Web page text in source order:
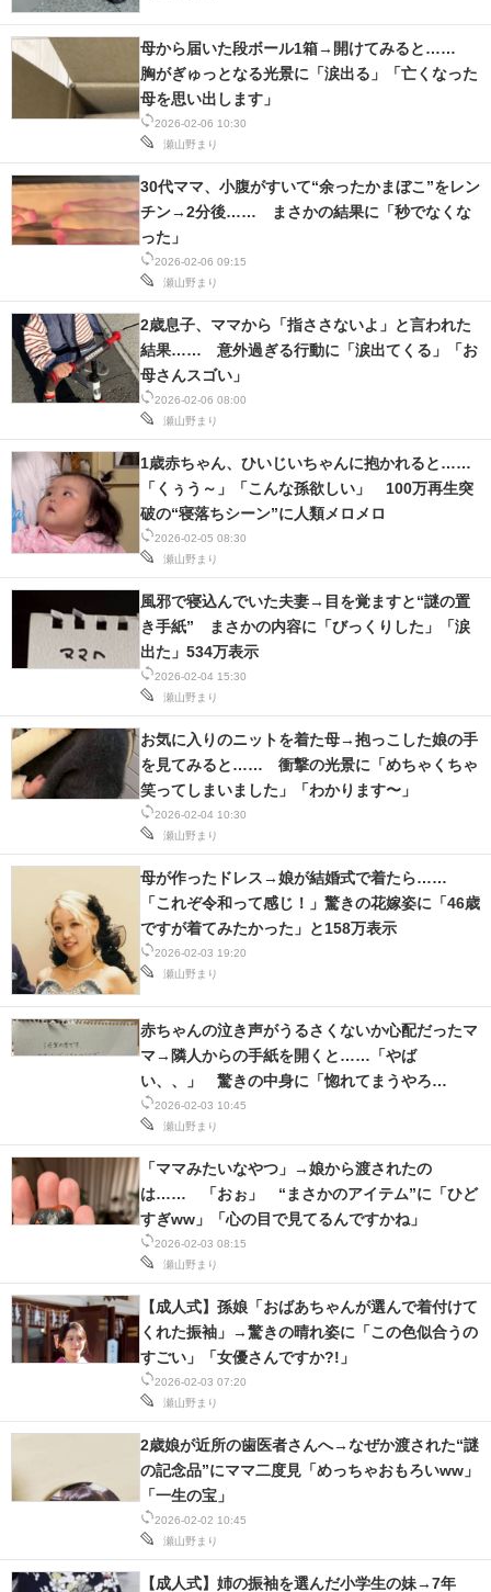
2026-02-06 10:30
瀬山野まり
母から届いた段ボール1箱→開けてみると……
胸がぎゅっとなる光景に「涙出る」「亡くなった
母を思い出します」
2026-02-06 09:15
瀬山野まり
30代ママ、小腹がすいて“余ったかまぼこ”をレン
チン→2分後…… まさかの結果に「秒でなくな
った」
2026-02-06 08:00
瀬山野まり
2歳息子、ママから「指ささないよ」と言われた
結果…… 意外過ぎる行動に「涙出てくる」「お
母さんスゴい」
2026-02-05 08:30
瀬山野まり
1歳赤ちゃん、ひいじいちゃんに抱かれると……
「くぅう～」「こんな孫欲しい」 100万再生突
破の“寝落ちシーン”に人類メロメロ
2026-02-04 15:30
瀬山野まり
風邪で寝込んでいた夫妻→目を覚ますと“謎の置
き手紙” まさかの内容に「びっくりした」「涙
出た」534万表示
2026-02-04 10:30
瀬山野まり
お気に入りのニットを着た母→抱っこした娘の手
を見てみると…… 衝撃の光景に「めちゃくちゃ
笑ってしまいました」「わかります〜」
2026-02-03 19:20
瀬山野まり
母が作ったドレス→娘が結婚式で着たら……
「これぞ令和って感じ！」驚きの花嫁姿に「46歳
ですが着てみたかった」と158万表示
2026-02-03 10:45
瀬山野まり
赤ちゃんの泣き声がうるさくないか心配だったマ
マ→隣人からの手紙を開くと……「やば
い、、」 驚きの中身に「惚れてまうやろ
ー！！」
2026-02-03 08:15
瀬山野まり
「ママみたいなやつ」→娘から渡されたの
は…… 「おぉ」 “まさかのアイテム”に「ひど
すぎww」「心の目で見てるんですかね」
2026-02-03 07:20
瀬山野まり
【成人式】孫娘「おばあちゃんが選んで着付けて
くれた振袖」→驚きの晴れ姿に「この色似合うの
すごい」「女優さんですか?!」
2026-02-02 10:45
瀬山野まり
2歳娘が近所の歯医者さんへ→なぜか渡された“謎
の記念品”にママ二度見「めっちゃおもろいww」
「一生の宝」
【成人式】姉の振袖を選んだ小学生の妹→7年